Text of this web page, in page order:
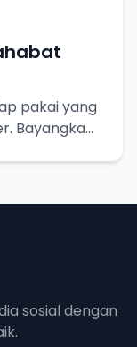
pakai yang
Bayangkan
sosial dengan